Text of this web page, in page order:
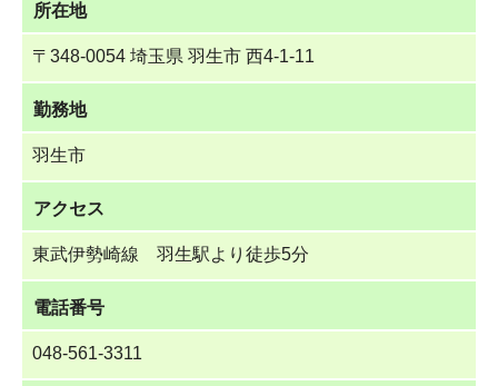
所在地
〒348-0054 埼玉県 羽生市 西4-1-11
勤務地
羽生市
アクセス
東武伊勢崎線 羽生駅より徒歩5分
電話番号
048-561-3311